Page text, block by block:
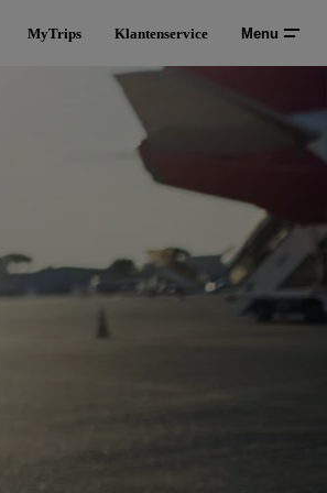
MyTrips Klantenservice Menu